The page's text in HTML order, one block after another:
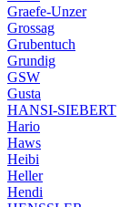
Graefe-Unzer
Grossag
Grubentuch
Grundig
GSW
Gusta
HANSI-SIEBERT
Hario
Haws
Heibi
Heller
Hendi